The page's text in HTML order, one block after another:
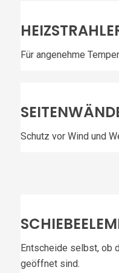
Für angenehme
Schutz vor Wind und
Entscheide selbst, ob
geöffnet sind.